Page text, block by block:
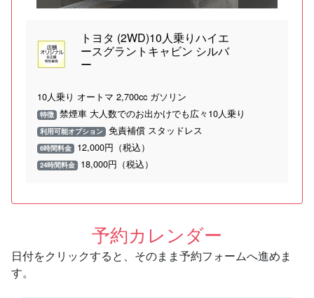
トヨタ (2WD)10人乗りハイエ
ースグラントキャビン シルバ
ー
10人乗り オートマ 2,700cc ガソリン
特徴 禁煙車 大人数でのお出かけでも広々10人乗り
利用可能オプション 免責補償 スタッドレス
6時間料金 12,000円（税込）
24時間料金 18,000円（税込）
予約カレンダー
日付をクリックすると、そのまま予約フォームへ進めま
す。